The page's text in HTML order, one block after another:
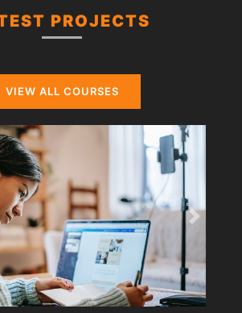
PROJECTS
VIEW ALL COURSES
Next